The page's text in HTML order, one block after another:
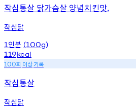
작심통살 닭가슴살 양념치킨맛.
작심닭
1 인분 (100g)
119kcal
100회 이상기록
작심통살
작심닭